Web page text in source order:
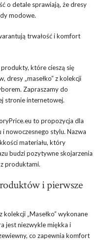
o detale sprawiają, że dresy
modowe.
trwałość i komfort
które cieszą się
dresy „masełko” z kolekcji
Zapraszamy do
stronie internetowej.
to propozycja dla
nowoczesnego stylu. Nazwa
materiału, który
budzi pozytywne skojarzenia
produktami.
i pierwsze
„Masełko” wykonane
jest niezwykle miękka i
co zapewnia komfort